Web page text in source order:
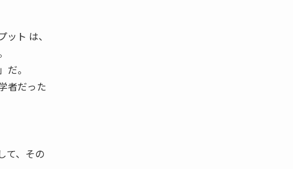
ト は、
。
者だった
て、その